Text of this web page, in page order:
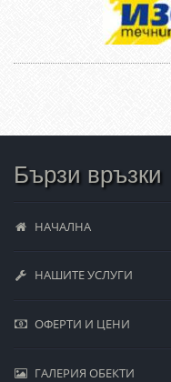
Бързи връзки
НАЧАЛНА
НАШИТЕ УСЛУГИ
ОФЕРТИ И ЦЕНИ
ГАЛЕРИЯ ОБЕКТИ